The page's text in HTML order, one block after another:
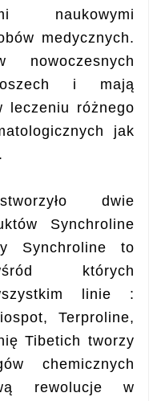
naukowymi
medycznych.
i mają
leczeniu różnego
jak
dwie
Synchroline
Synchroline to
których
linie :
Terproline,
Tibetich tworzy
chemicznych
rewolucje w